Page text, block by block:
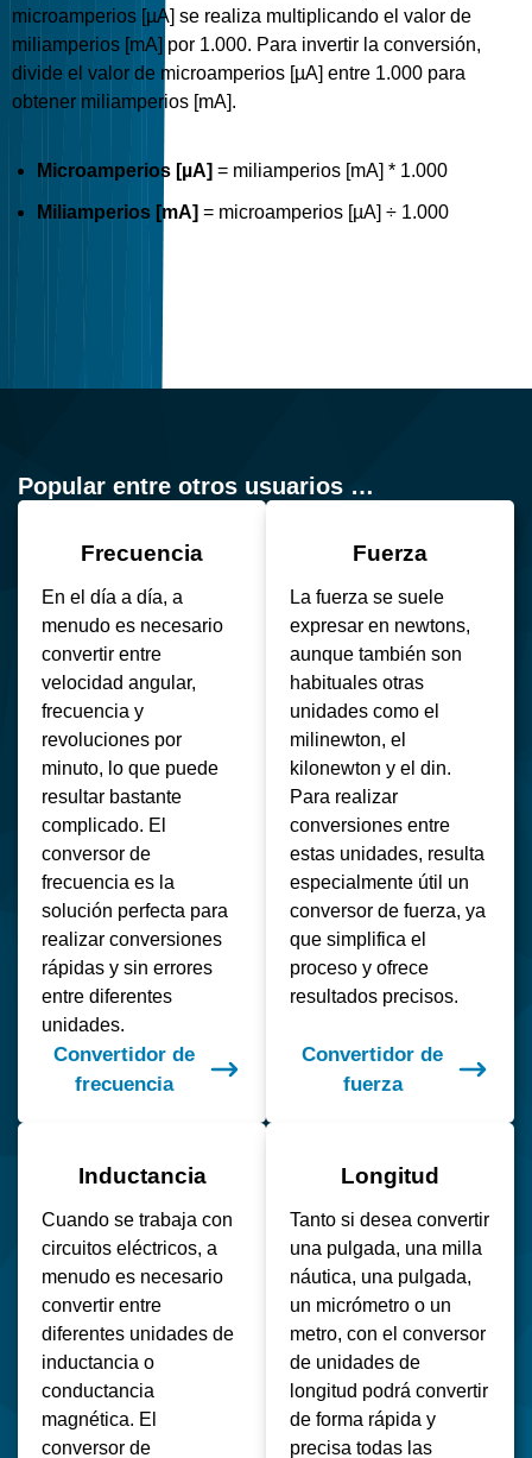
microamperios [µA] se realiza multiplicando el valor de
miliamperios [mA] por 1.000. Para invertir la conversión,
divide el valor de microamperios [µA] entre 1.000 para
obtener miliamperios [mA].
Microamperios [µA] = miliamperios [mA] * 1.000
Miliamperios [mA] = microamperios [µA] ÷ 1.000
Popular entre otros usuarios …
Frecuencia
En el día a día, a
menudo es necesario
convertir entre
velocidad angular,
frecuencia y
revoluciones por
minuto, lo que puede
resultar bastante
complicado. El
conversor de
frecuencia es la
solución perfecta para
realizar conversiones
rápidas y sin errores
entre diferentes
unidades.
Convertidor de
frecuencia
Fuerza
La fuerza se suele
expresar en newtons,
aunque también son
habituales otras
unidades como el
milinewton, el
kilonewton y el din.
Para realizar
conversiones entre
estas unidades, resulta
especialmente útil un
conversor de fuerza, ya
que simplifica el
proceso y ofrece
resultados precisos.
Convertidor de
fuerza
Inductancia
Cuando se trabaja con
circuitos eléctricos, a
menudo es necesario
convertir entre
diferentes unidades de
inductancia o
conductancia
magnética. El
conversor de
Longitud
Tanto si desea convertir
una pulgada, una milla
náutica, una pulgada,
un micrómetro o un
metro, con el conversor
de unidades de
longitud podrá convertir
de forma rápida y
precisa todas las